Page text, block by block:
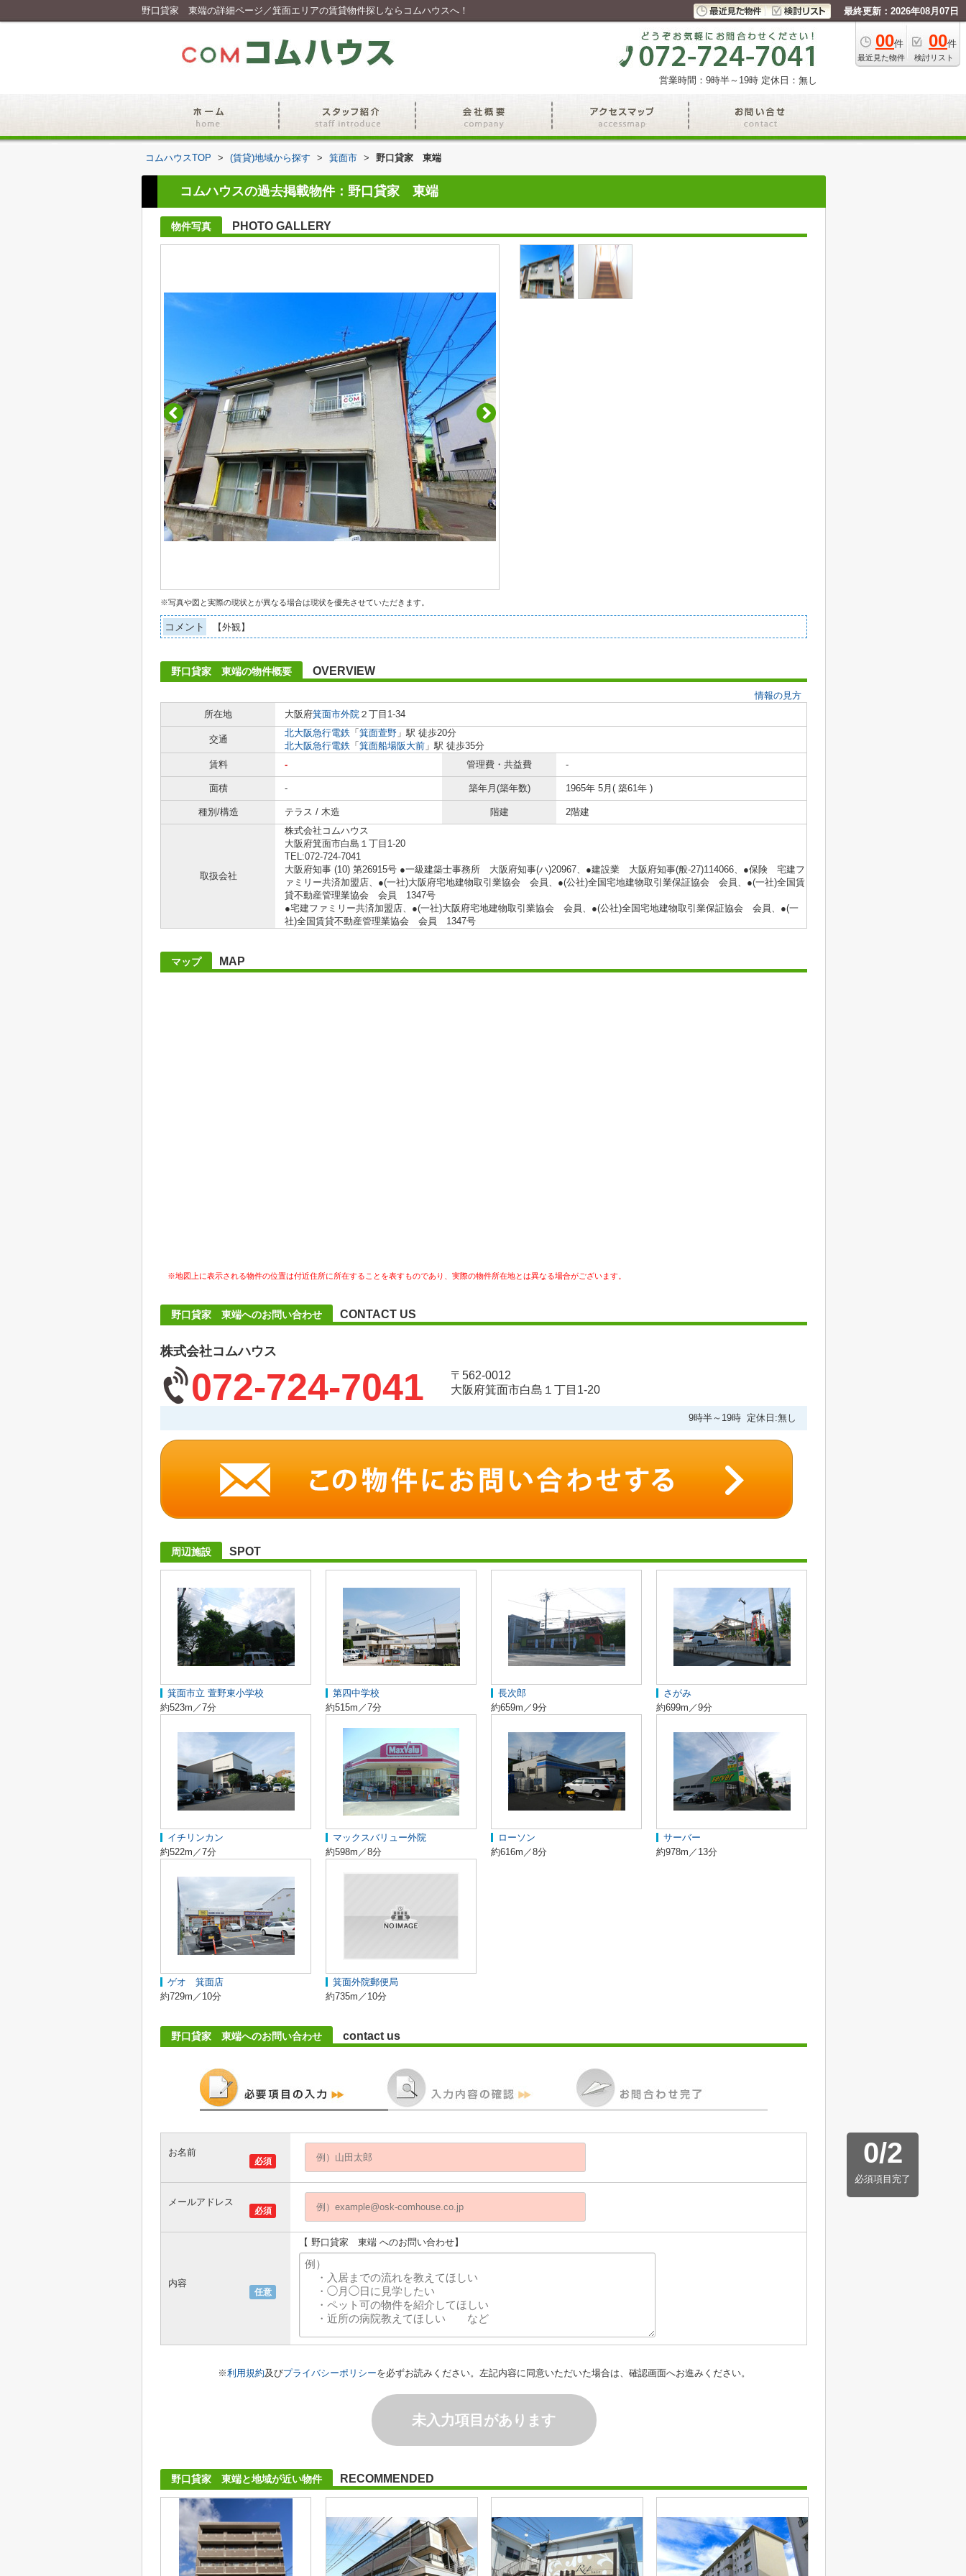
野口貸家 東端の詳細ページ／箕面エリアの賃貸物件探しならコムハウスへ！ 最終更新：2026年08月07日
00件
最近見た物件
00件
検討リスト
営業時間：9時半～19時 定休日：無し
コムハウスTOP > (賃貸)地域から探す > 箕面市 > 野口貸家 東端
コムハウスの過去掲載物件：野口貸家 東端
物件写真 PHOTO GALLERY
※写真や図と実際の現状とが異なる場合は現状を優先させていただきます。
コメント 【外観】
野口貸家 東端の物件概要 OVERVIEW
情報の見方
所在地
大阪府箕面市外院 ２丁目1-34
交通
北大阪急行電鉄 「 箕面萱野 」駅 徒歩20分
北大阪急行電鉄 「 箕面船場阪大前 」駅 徒歩35分
賃料
- 管理費・共益費 -
面積 - 築年月(築年数) 1965年 5月( 築61年 )
種別/構造 テラス / 木造 階建 2階建
取扱会社
株式会社コムハウス
大阪府箕面市白島１丁目1-20
TEL:072-724-7041
大阪府知事 (10) 第26915号 ●一級建築士事務所 大阪府知事(ハ)20967、●建設業 大阪府知事(般‐27)114066、●保険 宅建フ
ァミリー共済加盟店、●(一社)大阪府宅地建物取引業協会 会員、●(公社)全国宅地建物取引業保証協会 会員、●(一社)全国賃
貸不動産管理業協会 会員 1347号
●宅建ファミリー共済加盟店、●(一社)大阪府宅地建物取引業協会 会員、●(公社)全国宅地建物取引業保証協会 会員、●(一
社)全国賃貸不動産管理業協会 会員 1347号
マップ MAP
※地図上に表示される物件の位置は付近住所に所在することを表すものであり、実際の物件所在地とは異なる場合がございます。
野口貸家 東端へのお問い合わせ CONTACT US
株式会社コムハウス
072-724-7041
〒562-0012
大阪府箕面市白島１丁目1-20
9時半～19時 定休日:無し
周辺施設 SPOT
箕面市立 萱野東小学校
約523m／7分
第四中学校
約515m／7分
長次郎
約659m／9分
さがみ
約699m／9分
イチリンカン
約522m／7分
マックスバリュー外院
約598m／8分
ローソン
約616m／8分
サーバー
約978m／13分
ゲオ 箕面店
約729m／10分
箕面外院郵便局
約735m／10分
野口貸家 東端へのお問い合わせ contact us
0/2
必須項目完了
必須
お名前
必須
メールアドレス
任意
内容
【 野口貸家 東端 へのお問い合わせ】
※利用規約及びプライバシーポリシーを必ずお読みください。左記内容に同意いただいた場合は、確認画面へお進みください。
未入力項目があります
野口貸家 東端と地域が近い物件 RECOMMENDED